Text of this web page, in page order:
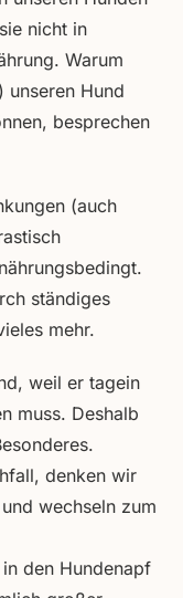
nicht in
Warum
Hund
besprechen
(auch
ständiges
mehr.
weil er tagein
muss. Deshalb
denken wir
wechseln zum
den Hundenapf